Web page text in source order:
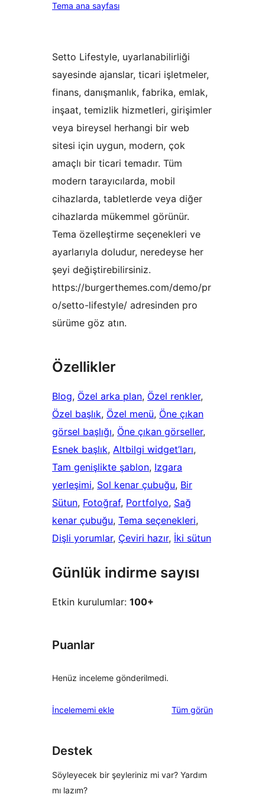
Tema ana sayfası
Setto Lifestyle, uyarlanabilirliği
sayesinde ajanslar, ticari işletmeler,
finans, danışmanlık, fabrika, emlak,
inşaat, temizlik hizmetleri, girişimler
veya bireysel herhangi bir web
sitesi için uygun, modern, çok
amaçlı bir ticari temadır. Tüm
modern tarayıcılarda, mobil
cihazlarda, tabletlerde veya diğer
cihazlarda mükemmel görünür.
Tema özelleştirme seçenekleri ve
ayarlarıyla doludur, neredeyse her
şeyi değiştirebilirsiniz.
https://burgerthemes.com/demo/pr
o/setto-lifestyle/ adresinden pro
sürüme göz atın.
Özellikler
Blog, Özel arka plan, Özel renkler
Özel başlık, Özel menü, Öne çıkan
görsel başlığı, Öne çıkan görseller
Esnek başlık, Altbilgi widget’ları
Tam genişlikte şablon, Izgara
yerleşimi, Sol kenar çubuğu, Bir
Sütun, Fotoğraf, Portfolyo, Sağ
kenar çubuğu, Tema seçenekleri
Dişli yorumlar, Çeviri hazır, İki sütun
Günlük indirme sayısı
Etkin kurulumlar: 100+
Puanlar
Henüz inceleme gönderilmedi.
İncelememi ekle Tüm değerlendirmeleri
görün
Destek
Söyleyecek bir şeyleriniz mi var? Yardım
mı lazım?